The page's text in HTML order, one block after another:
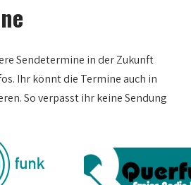
Sendetermine in der Zukunft
Ihr könnt die Termine auch in
So verpasst ihr keine Sendung